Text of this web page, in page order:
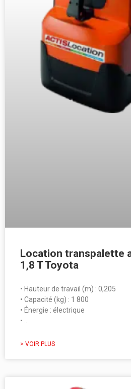
Location transpalette
1,8 T Toyota
• Hauteur de travail (m) : 0,205
• Capacité (kg) : 1 800
• Énergie : électrique
• …
> VOIR PLUS